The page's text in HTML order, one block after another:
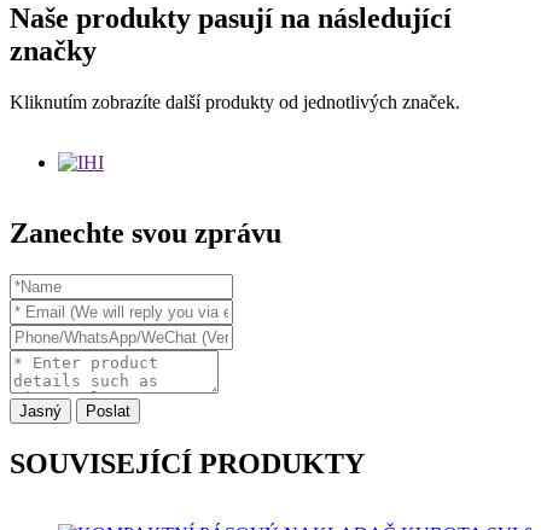
Naše produkty pasují na následující
značky
Kliknutím zobrazíte další produkty od jednotlivých značek.
Zanechte svou zprávu
Jasný Poslat
SOUVISEJÍCÍ PRODUKTY